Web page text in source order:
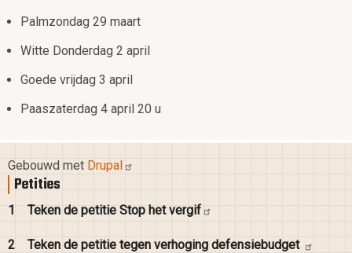
Palmzondag 29 maart
Witte Donderdag 2 april
Goede vrijdag 3 april
Paaszaterdag 4 april 20 u
Gebouwd met Drupal
Petities
1 Teken de petitie Stop hetvergif
2 Teken de petitie tegen verhoging defensiebudget